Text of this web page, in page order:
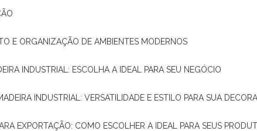
E ORGANIZAÇÃO DE AMBIENTES MODERNOS
INDUSTRIAL: ESCOLHA A IDEAL PARA SEU NEGÓCIO
INDUSTRIAL: VERSATILIDADE E ESTILO PARA SUA
EXPORTAÇÃO: COMO ESCOLHER A IDEAL PARA SEUS